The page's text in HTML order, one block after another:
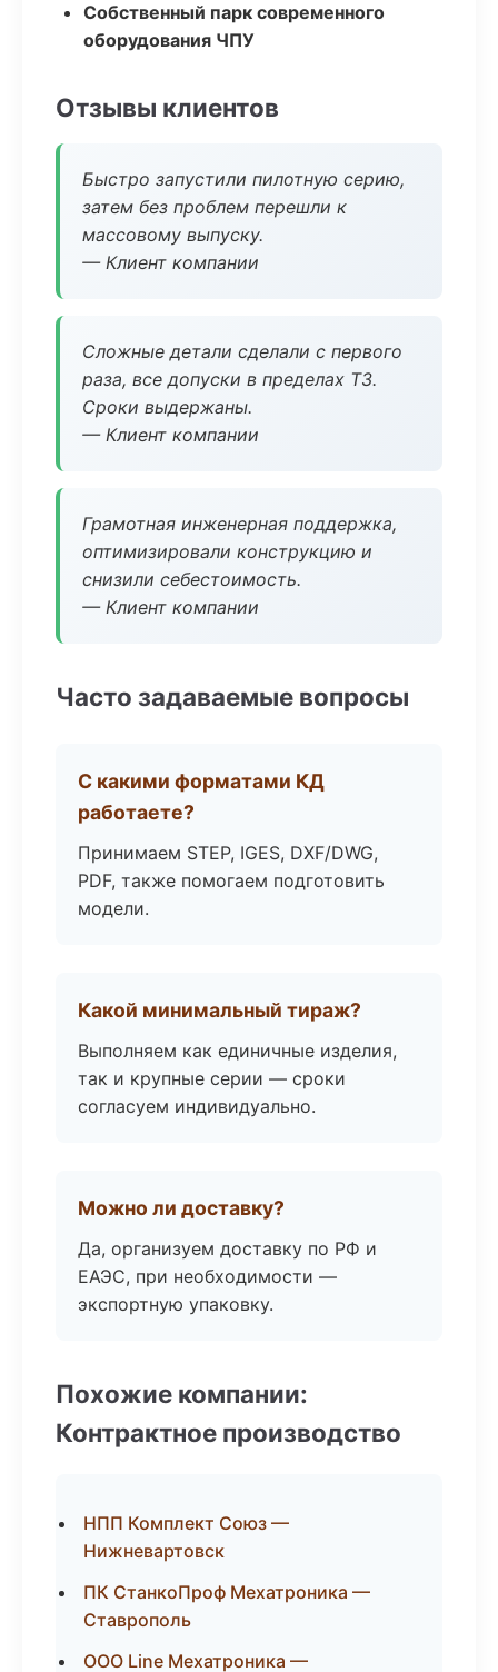
Собственный парк современного
оборудования ЧПУ
Отзывы клиентов
Быстро запустили пилотную серию,
затем без проблем перешли к
массовому выпуску.
— Клиент компании
Сложные детали сделали с первого
раза, все допуски в пределах ТЗ.
Сроки выдержаны.
— Клиент компании
Грамотная инженерная поддержка,
оптимизировали конструкцию и
снизили себестоимость.
— Клиент компании
Часто задаваемые вопросы
С какими форматами КД
работаете?
Принимаем STEP, IGES, DXF/DWG,
PDF, также помогаем подготовить
модели.
Какой минимальный тираж?
Выполняем как единичные изделия,
так и крупные серии — сроки
согласуем индивидуально.
Можно ли доставку?
Да, организуем доставку по РФ и
ЕАЭС, при необходимости —
экспортную упаковку.
Похожие компании:
Контрактное производство
НПП Комплект Союз —
Нижневартовск
ПК СтанкоПроф Мехатроника —
Ставрополь
ООО Line Мехатроника —